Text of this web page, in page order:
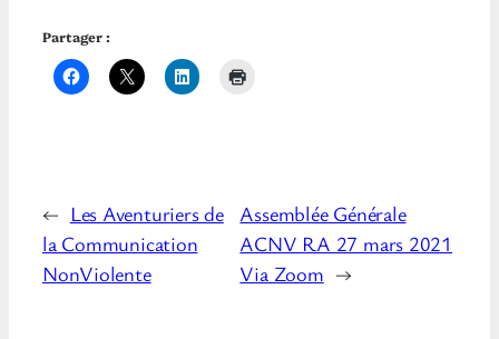
Partager :
← Les Aventuriers de
la Communication
NonViolente
Assemblée Générale
ACNV RA 27 mars 2021
Via Zoom →